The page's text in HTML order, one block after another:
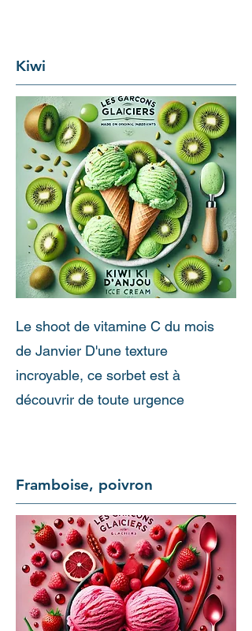
Kiwi
Le shoot de vitamine C du mois
de Janvier D'une texture
incroyable, ce sorbet est à
découvrir de toute urgence
Framboise, poivron